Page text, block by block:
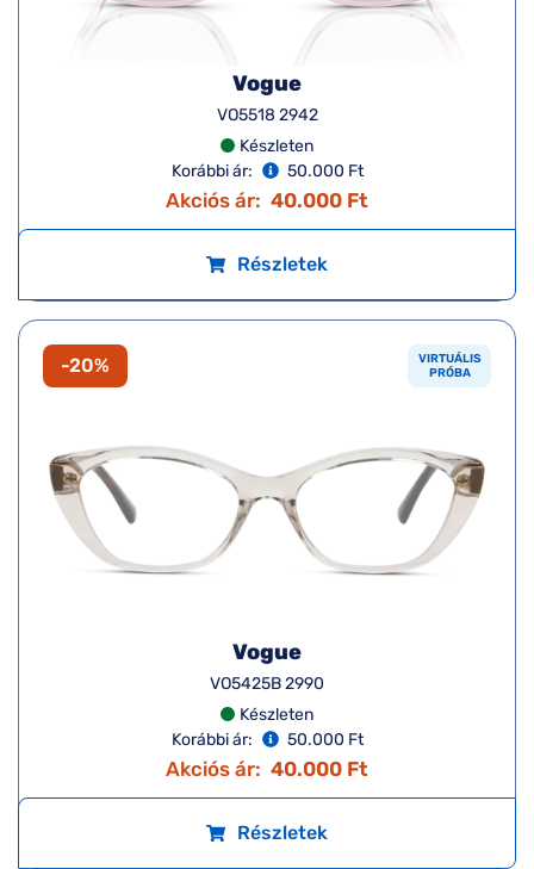
Vogue
VO5518 2942
Készleten
Korábbi ár:
50.000 Ft
Akciós ár: 40.000 Ft
Részletek
-20%
VIRTUÁLIS
PRÓBA
Vogue
VO5425B 2990
Készleten
Korábbi ár:
50.000 Ft
Akciós ár: 40.000 Ft
Részletek